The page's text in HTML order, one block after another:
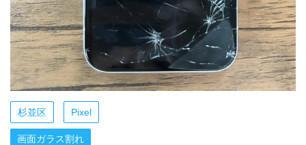
杉並区 Pixel
画面ガラス割れ